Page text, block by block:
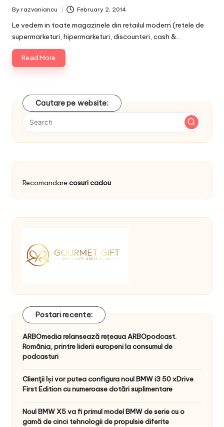
Posted
By razvaniancu February 2, 2014
Le vedem in toate magazinele din retailul modern (retele de
supermarketuri, hipermarketuri, discounteri, cash &…
Read More
Cautare pe website:
Recomandare cosuri cadou:
Postari recente:
ARBOmedia relansează rețeaua ARBOpodcast.
România, printre liderii europeni la consumul de
podcasturi
Clienţii își vor putea configura noul BMW i3 50 xDrive
First Edition cu numeroase dotări suplimentare
Noul BMW X5 va fi primul model BMW de serie cu o
gamă de cinci tehnologii de propulsie diferite